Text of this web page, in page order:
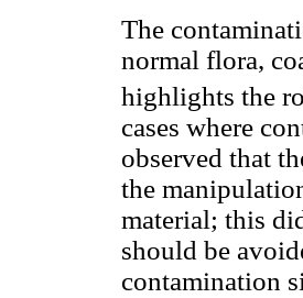
The
normal flora,
highlights the
cases where
observed that
the
material; this
should be
contamination